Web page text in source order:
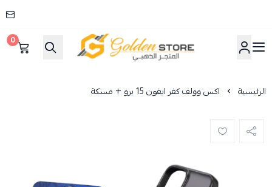
المتجر الذهبي
0
الرئيسية اكس وولف كفر ايفون 15 برو + مسكة